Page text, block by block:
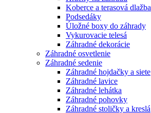
Koberce a terasová dlažba
Podsedáky
Úložné boxy do záhrady
Vykurovacie telesá
Záhradné dekorácie
Záhradné osvetlenie
Záhradné sedenie
Záhradné hojdačky a siete
Záhradné lavice
Záhradné lehátka
Záhradné pohovky
Záhradné stoličky a kreslá